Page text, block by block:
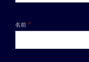
名前 *